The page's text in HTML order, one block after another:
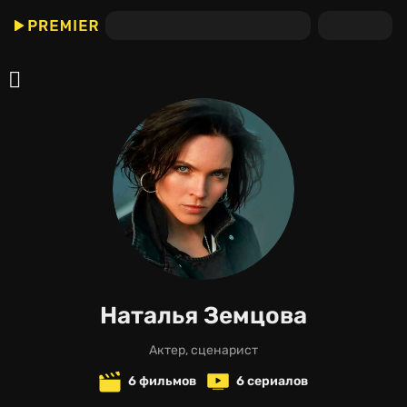
Наталья Земцова
актер, сценарист
6 фильмов
6 сериалов